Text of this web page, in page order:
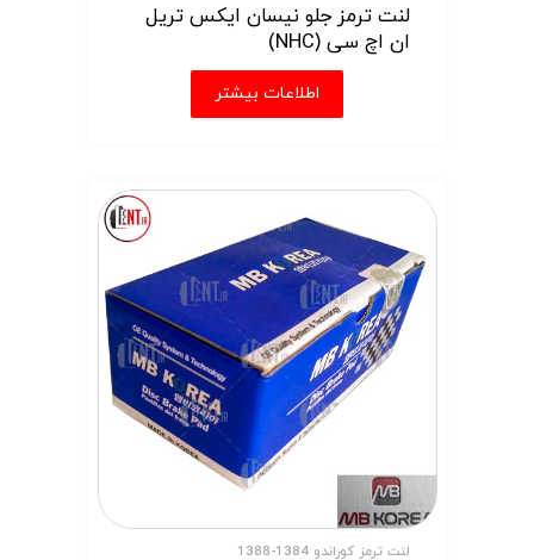
لنت ترمز جلو نیسان ایکس تریل
ان اچ سی (NHC)
اطلاعات بیشتر
لنت ترمز کوراندو 1384-1388